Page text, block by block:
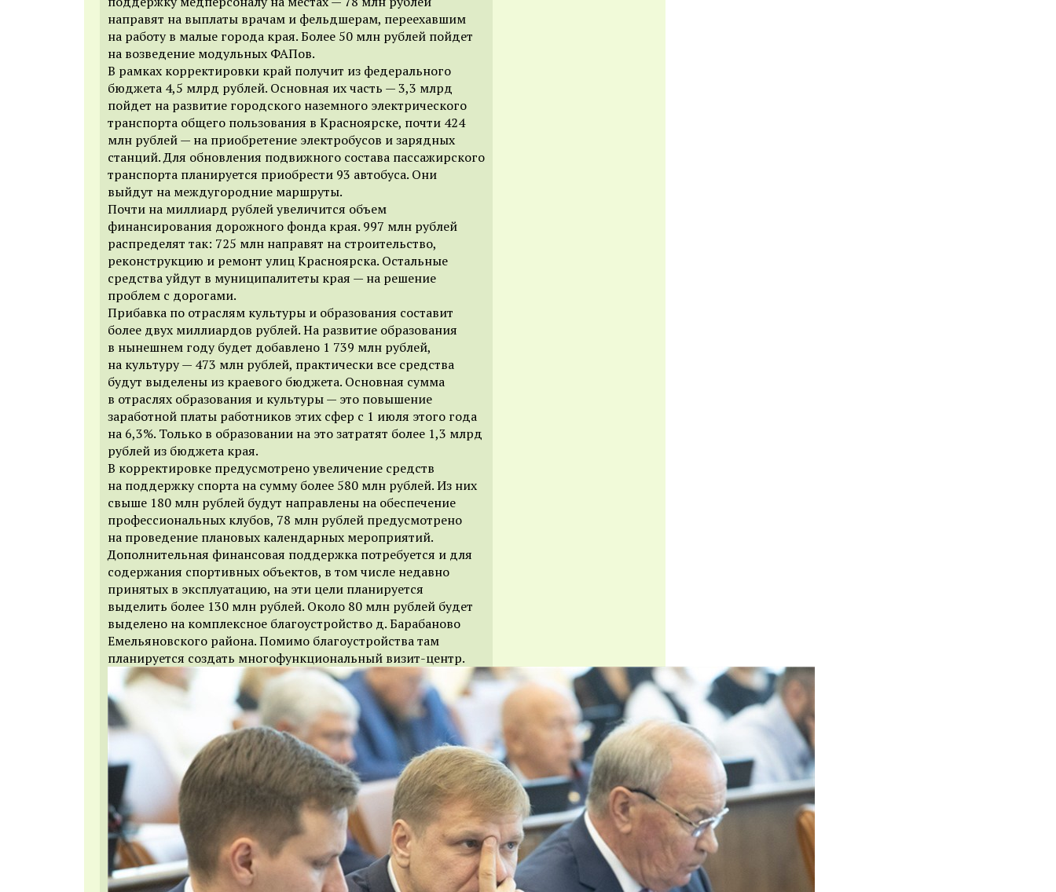
направят на выплаты врачам и фельдшерам, переехавшим
на работу в малые города края. Более 50 млн рублей пойдет
на возведение модульных ФАПов.
В рамках корректировки край получит из федерального
бюджета 4,5 млрд рублей. Основная их часть — 3,3 млрд
пойдет на развитие городского наземного электрического
транспорта общего пользования в Красноярске, почти 424
млн рублей — на приобретение электробусов и зарядных
станций. Для обновления подвижного состава пассажирского
транспорта планируется приобрести 93 автобуса. Они
выйдут на междугородние маршруты.
Почти на миллиард рублей увеличится объем
финансирования дорожного фонда края. 997 млн рублей
распределят так: 725 млн направят на строительство,
реконструкцию и ремонт улиц Красноярска. Остальные
средства уйдут в муниципалитеты края — на решение
проблем с дорогами.
Прибавка по отраслям культуры и образования составит
более двух миллиардов рублей. На развитие образования
в нынешнем году будет добавлено 1 739 млн рублей,
на культуру — 473 млн рублей, практически все средства
будут выделены из краевого бюджета. Основная сумма
в отраслях образования и культуры — это повышение
заработной платы работников этих сфер с 1 июля этого года
на 6,3%. Только в образовании на это затратят более 1,3 млрд
рублей из бюджета края.
В корректировке предусмотрено увеличение средств
на поддержку спорта на сумму более 580 млн рублей. Из них
свыше 180 млн рублей будут направлены на обеспечение
профессиональных клубов, 78 млн рублей предусмотрено
на проведение плановых календарных мероприятий.
Дополнительная финансовая поддержка потребуется и для
содержания спортивных объектов, в том числе недавно
принятых в эксплуатацию, на эти цели планируется
выделить более 130 млн рублей. Около 80 млн рублей будет
выделено на комплексное благоустройство д. Барабаново
Емельяновского района. Помимо благоустройства там
планируется создать многофункциональный визит-центр.